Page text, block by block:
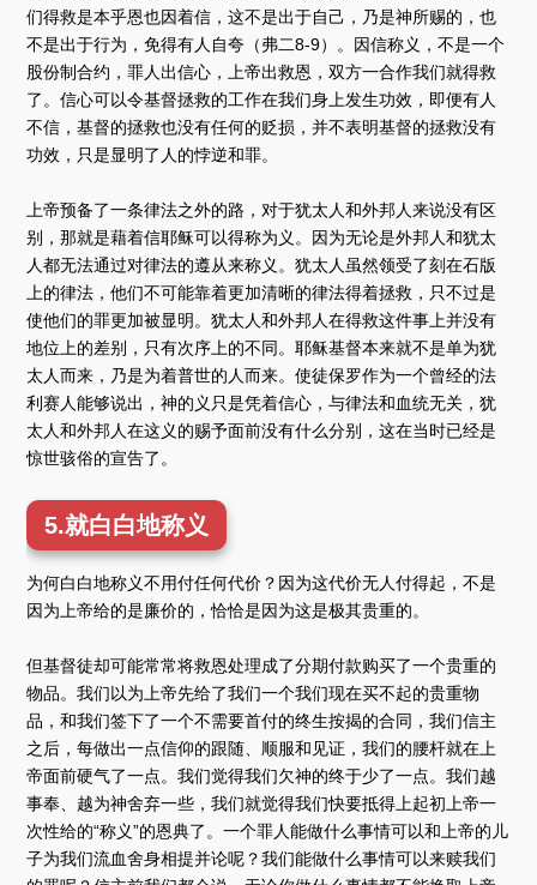
们得救是本乎恩也因着信，这不是出于自己，乃是神所赐的，也
不是出于行为，免得有人自夸（弗二8-9）。因信称义，不是一个
股份制合约，罪人出信心，上帝出救恩，双方一合作我们就得救
了。信心可以令基督拯救的工作在我们身上发生功效，即便有人
不信，基督的拯救也没有任何的贬损，并不表明基督的拯救没有
功效，只是显明了人的悖逆和罪。
上帝预备了一条律法之外的路，对于犹太人和外邦人来说没有区
别，那就是藉着信耶稣可以得称为义。因为无论是外邦人和犹太
人都无法通过对律法的遵从来称义。犹太人虽然领受了刻在石版
上的律法，他们不可能靠着更加清晰的律法得着拯救，只不过是
使他们的罪更加被显明。犹太人和外邦人在得救这件事上并没有
地位上的差别，只有次序上的不同。耶稣基督本来就不是单为犹
太人而来，乃是为着普世的人而来。使徒保罗作为一个曾经的法
利赛人能够说出，神的义只是凭着信心，与律法和血统无关，犹
太人和外邦人在这义的赐予面前没有什么分别，这在当时已经是
惊世骇俗的宣告了。
5.就白白地称义
为何白白地称义不用付任何代价？因为这代价无人付得起，不是
因为上帝给的是廉价的，恰恰是因为这是极其贵重的。
但基督徒却可能常常将救恩处理成了分期付款购买了一个贵重的
物品。我们以为上帝先给了我们一个我们现在买不起的贵重物
品，和我们签下了一个不需要首付的终生按揭的合同，我们信主
之后，每做出一点信仰的跟随、顺服和见证，我们的腰杆就在上
帝面前硬气了一点。我们觉得我们欠神的终于少了一点。我们越
事奉、越为神舍弃一些，我们就觉得我们快要抵得上起初上帝一
次性给的“称义”的恩典了。一个罪人能做什么事情可以和上帝的儿
子为我们流血舍身相提并论呢？我们能做什么事情可以来赎我们